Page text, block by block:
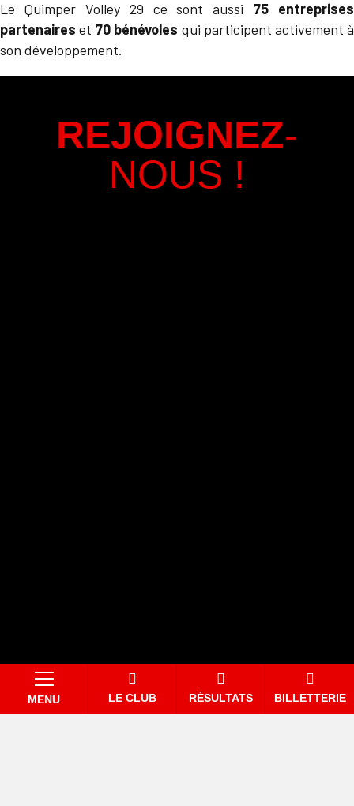
Le Quimper Volley 29 ce sont aussi 75 entreprises
partenaires et 70 bénévoles qui participent activement à
son développement.
REJOIGNEZ-
NOUS !
MENU LE CLUB RÉSULTATS BILLETTERIE